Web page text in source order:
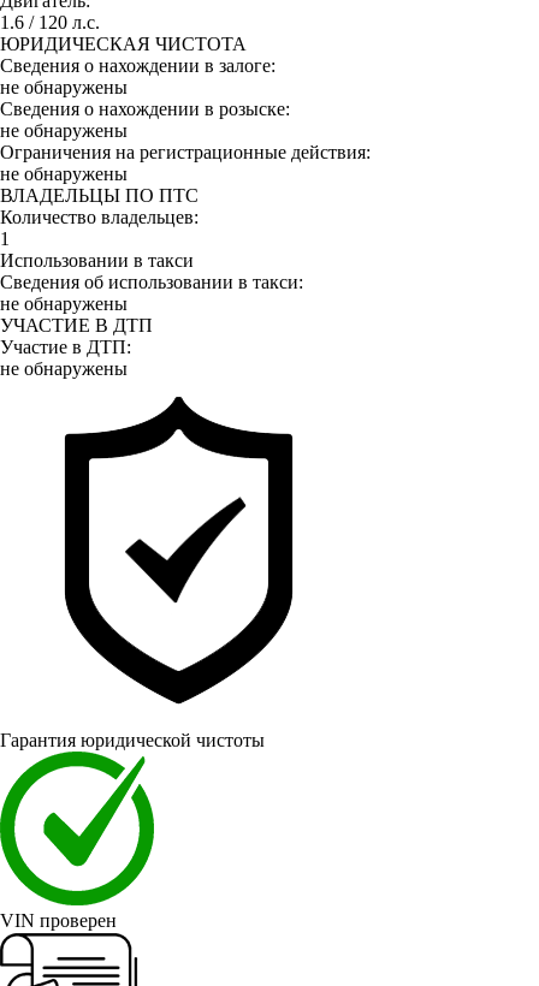
1.6 / 120 л.с.
ЮРИДИЧЕСКАЯ ЧИСТОТА
Сведения о нахождении в залоге:
не обнаружены
Сведения о нахождении в розыске:
не обнаружены
Ограничения на регистрационные действия:
не обнаружены
ВЛАДЕЛЬЦЫ ПО ПТС
Количество владельцев:
1
Использовании в такси
Сведения об использовании в такси:
не обнаружены
УЧАСТИЕ В ДТП
Участие в ДТП:
не обнаружены
Гарантия юридической чистоты
VIN проверен